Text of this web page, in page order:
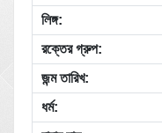
লিঙ্গ:
রক্তের গ্রুপ:
জন্ম তারিখ:
ধর্ম: